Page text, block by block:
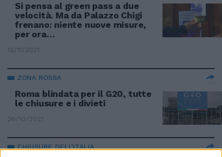
Si pensa al green pass a due
velocità. Ma da Palazzo Chigi
frenano: niente nuove misure,
per ora…
13/11/2021
ZONA ROSSA
Roma blindata per il G20, tutte
le chiusure e i divieti
26/10/2021
CHIUSURE DELL'ITALIA